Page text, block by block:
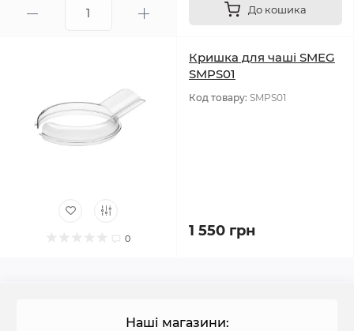
До кошика
0
Кришка для чаші SMEG
SMPS01
Код товару: SMPS01
1 550 грн
Наші магазини: